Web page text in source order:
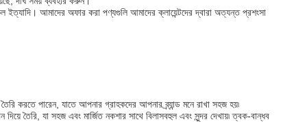
ইত্যাদি। আমাদের অফার করা পণ্যগুলি আমাদের ক্লায়েন্টদের দ্বারা অত্যন্ত প্রশংসা
করতে পারেন, যাতে আপনার গ্রাহকদের আপনার ব্র্যান্ড মনে রাখা সহজ হয়৷
তৈরি, যা সহজ এবং মার্জিত নকশার সাথে বিলাসবহুল এবং সুন্দর দেখায়৷ ত্বক-বান্ধব